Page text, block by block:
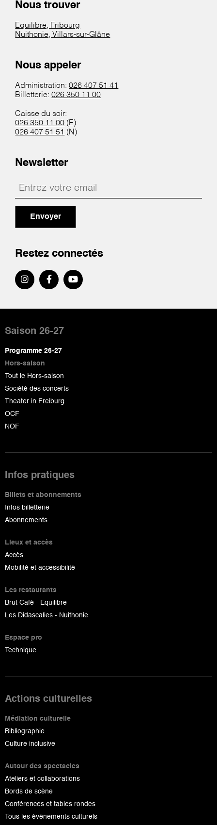
Nous trouver
Equilibre, Fribourg
Nuithonie, Villars-sur-Glâne
Nous appeler
Administration:026 407 51 41
Billetterie:026 350 11 00
Caisse du soir:
026 350 11 00 (E)
026 407 51 51 (N)
Newsletter
Envoyer
Restez connectés
de
page
Saison 26-27
Programme 26-27
Hors-saison
Tout le Hors-saison
Société des concerts
Theater in Freiburg
OCF
NOF
Infos pratiques
Billets et abonnements
Infos billetterie
Abonnements
Lieux et accès
Accès
Mobilité et accessibilité
Les restaurants
Brut Café - Equilibre
Les Didascalies - Nuithonie
Espace pro
Technique
Actions culturelles
Médiation culturelle
Bibliographie
Culture inclusive
Autour des spectacles
Ateliers et collaborations
Bords de scène
Conférences et tables rondes
Tous les événements culturels